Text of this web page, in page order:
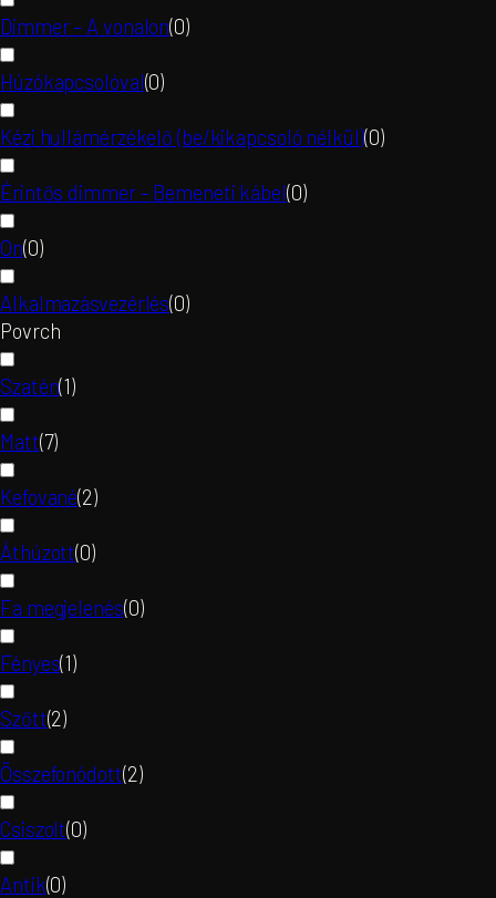
Dimmer – A vonalon(0)
Húzókapcsolóval(0)
Kézi hullámérzékelő (be/kikapcsoló nélkül)(0)
Érintős dimmer – Bemeneti kábel(0)
On(0)
Alkalmazásvezérlés(0)
Povrch
Szatén(1)
Matt(7)
Kefované(2)
Áthúzott(0)
Fa megjelenés(0)
Fényes(1)
Szőtt(2)
Összefonódott(2)
Csiszolt(0)
Antik(0)